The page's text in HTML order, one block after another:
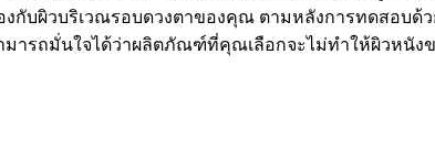
กับผิวบริเวณรอบดวงตาของคุณ ตามหลังการทดสอบด้ว
มารถมั่นใจได้ว่าผลิตภัณฑ์ที่คุณเลือกจะไม่ทำให้ผิวหนัง